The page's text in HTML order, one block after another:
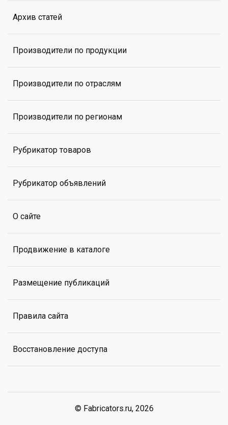
Архив статей
Производители по продукции
Производители по отраслям
Производители по регионам
Рубрикатор товаров
Рубрикатор объявлений
О сайте
Продвижение в каталоге
Размещение публикаций
Правила сайта
Восстановление доступа
© Fabricators.ru, 2026